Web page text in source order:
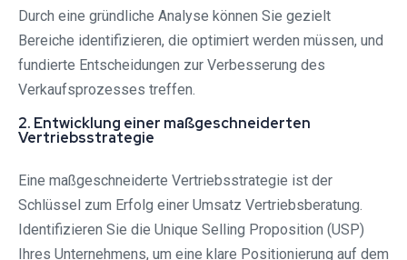
Durch eine gründliche Analyse können Sie gezielt
Bereiche identifizieren, die optimiert werden müssen, und
fundierte Entscheidungen zur Verbesserung des
Verkaufsprozesses treffen.
2. Entwicklung einer maßgeschneiderten
Vertriebsstrategie
Eine maßgeschneiderte Vertriebsstrategie ist der
Schlüssel zum Erfolg einer Umsatz Vertriebsberatung.
Identifizieren Sie die Unique Selling Proposition (USP)
Ihres Unternehmens, um eine klare Positionierung auf dem